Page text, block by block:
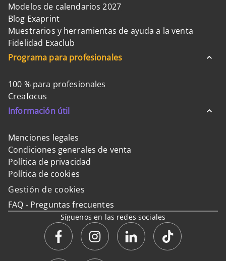
Modelos de calendarios 2027
Blog Exaprint
Muestrarios y herramientas de ayuda a la venta
Fidelidad Exaclub
Programa para profesionales
100 % para profesionales
Creafocus
Información útil
Menciones legales
Condiciones generales de venta
Política de privacidad
Política de cookies
Gestión de cookies
FAQ - Preguntas frecuentes
Síguenos en las redes sociales